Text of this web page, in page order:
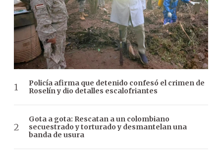
Policía afirma que detenido confesó el crimen de
Roselín y dio detalles escalofriantes
Gota a gota: Rescatan a un colombiano
secuestrado y torturado y desmantelan una
banda de usura